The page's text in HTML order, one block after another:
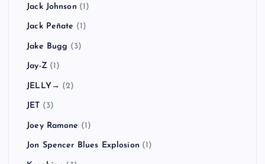
Jack Johnson (1)
Jack Peñate (1)
Jake Bugg (3)
Jay-Z(1)
JELLY→ (2)
JET (3)
Joey Ramone (1)
Jon Spencer Blues Explosion (1)